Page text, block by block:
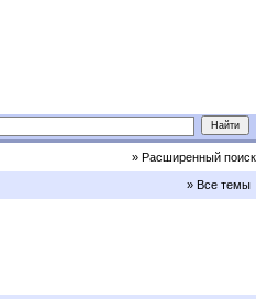
» Расширенный поиск
» Все темы